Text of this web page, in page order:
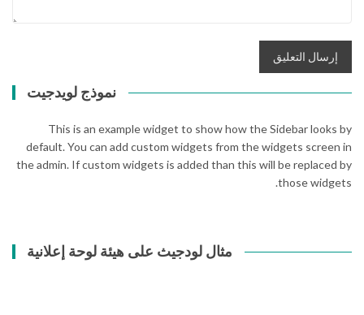
نموذج لويدجيت
This is an example widget to show how the Sidebar looks by
default. You can add custom widgets from the widgets screen in
the admin. If custom widgets is added than this will be replaced by
those widgets.
مثال لودجيث على هيئة لوحة إعلانية